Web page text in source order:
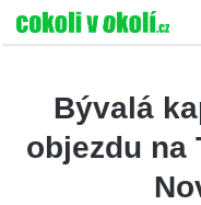
Bývalá
objezdu na